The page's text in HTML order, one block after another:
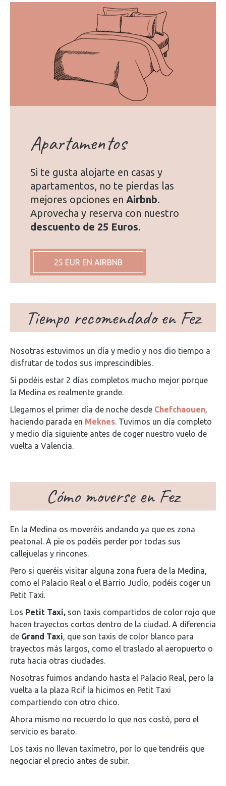
Apartamentos
Si te gusta alojarte en casas y
apartamentos, no te pierdas las
mejores opciones en Airbnb.
Aprovecha y reserva con nuestro
descuento de 25 Euros.
25 EUR EN AIRBNB
Tiempo recomendado en Fez
Nosotras estuvimos un día y medio y nos dio tiempo a
disfrutar de todos sus imprescindibles.
Si podéis estar 2 días completos mucho mejor porque
la Medina es realmente grande.
Llegamos el primer día de noche desde Chefchaouen,
haciendo parada en Meknes. Tuvimos un día completo
y medio día siguiente antes de coger nuestro vuelo de
vuelta a Valencia.
Cómo moverse en Fez
En la Medina os moveréis andando ya que es zona
peatonal. A pie os podéis perder por todas sus
callejuelas y rincones.
Pero si queréis visitar alguna zona fuera de la Medina,
como el Palacio Real o el Barrio Judío, podéis coger un
Petit Taxi.
Los Petit Taxi, son taxis compartidos de color rojo que
hacen trayectos cortos dentro de la ciudad. A diferencia
de Grand Taxi, que son taxis de color blanco para
trayectos más largos, como el traslado al aeropuerto o
ruta hacia otras ciudades.
Nosotras fuimos andando hasta el Palacio Real, pero la
vuelta a la plaza Rcif la hicimos en Petit Taxi
compartiendo con otro chico.
Ahora mismo no recuerdo lo que nos costó, pero el
servicio es barato.
Los taxis no llevan taxímetro, por lo que tendréis que
negociar el precio antes de subir.